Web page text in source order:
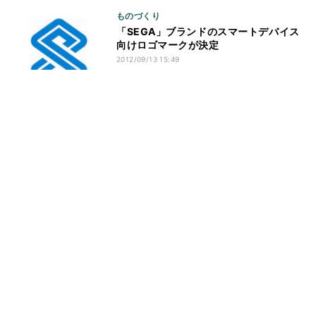
ものづくり
「SEGA」ブランドのスマートデバイス
向けロゴマークが決定
2012/09/13 15:49